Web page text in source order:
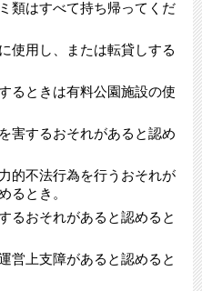
類はすべて持ち帰ってくだ
使用し、または転貸しする
るときは有料公園施設の使
害するおそれがあると認め
的不法行為を行うおそれが
るとき。
るおそれがあると認めると
営上支障があると認めると